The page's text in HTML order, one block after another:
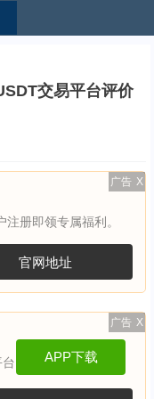
交易平台评价
广告 X
册即领专属福利。
官网地址
广告 X
APP下载